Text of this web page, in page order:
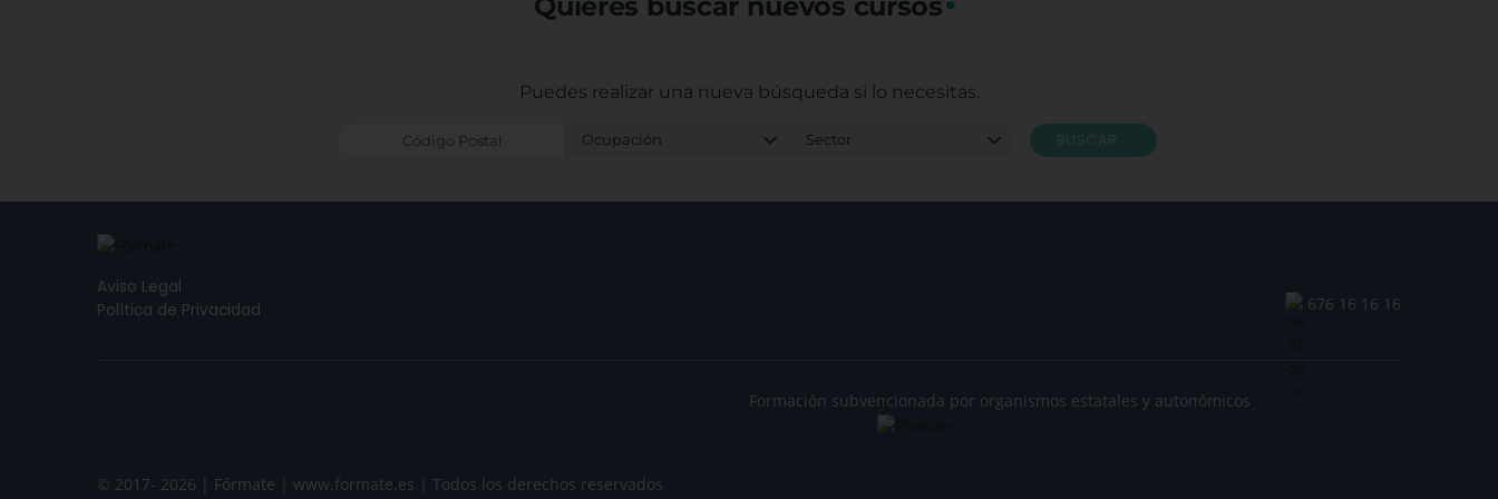
Puedes realizar una nueva búsqueda si lo necesitas.
BUSCAR
Aviso Legal
Política de Privacidad
676 16 16 16
© 2017- 2026 | Fórmate | www.formate.es | Todos los derechos reservados
Formación subvencionada por organismos estatales y autonómicos